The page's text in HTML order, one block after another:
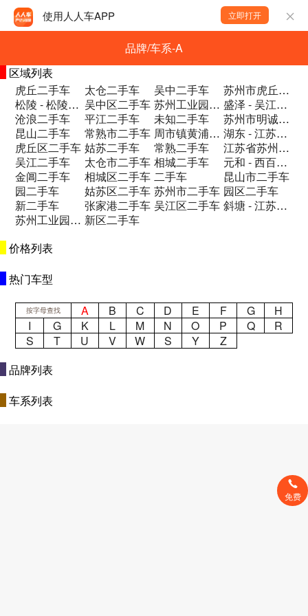
使用人人车APP 立即打开
品牌/车系-A
区域列表
虎丘二手车
太仓二手车 吴中二手车
苏州市虎丘区驰云路9号-B-03二手车
松陵 - 松陵镇区江陵东路8号(苏嘉杭高二手车 吴中区二手车 苏州工业园区二手车
盛泽 - 吴江盛泽二手车
沧浪二手车
平江二手车 未知二手车
苏州市明诚二手车市场2栋A1—A4二手车
昆山二手车
常熟市二手车 周市镇黄浦江路209号明城二手车市场2号二手车
湖东 - 江苏省苏州市苏州工业园区龙潭路二手车
虎丘区二手车 姑苏二手车 常熟二手车
江苏省苏州市吴江区平望镇中鲈村汽车市场二手车
吴江二手车
太仓市二手车 相城二手车
元和 - 西百花巷16号二手车
金阊二手车
相城区二手车 二手车
昆山市二手车
园二手车
姑苏区二手车 苏州市二手车 园区二手车
新二手车
张家港二手车 吴江区二手车
斜塘 - 江苏省苏州市工业园区钟园路74二手车
苏州工业园二手车 新区二手车
价格列表
热门车型
按字母查找 A B C D E F G
H
I
G K L M N O P Q
R
S
T U V W S Y
Z
品牌列表
车系列表
免费